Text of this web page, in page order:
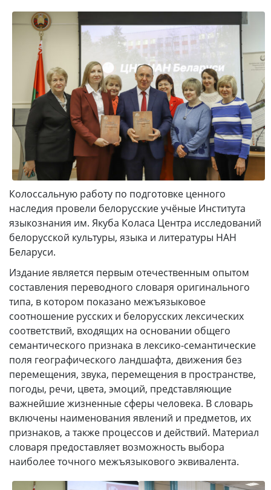
Колоссальную работу по подготовке ценного
наследия провели белорусские учёные Института
языкознания им. Якуба Коласа Центра исследований
белорусской культуры, языка и литературы НАН
Беларуси.
Издание является первым отечественным опытом
составления переводного словаря оригинального
типа, в котором показано межъязыковое
соотношение русских и белорусских лексических
соответствий, входящих на основании общего
семантического признака в лексико-семантические
поля географического ландшафта, движения без
перемещения, звука, перемещения в пространстве,
погоды, речи, цвета, эмоций, представляющие
важнейшие жизненные сферы человека. В словарь
включены наименования явлений и предметов, их
признаков, а также процессов и действий. Материал
словаря предоставляет возможность выбора
наиболее точного межъязыкового эквивалента.